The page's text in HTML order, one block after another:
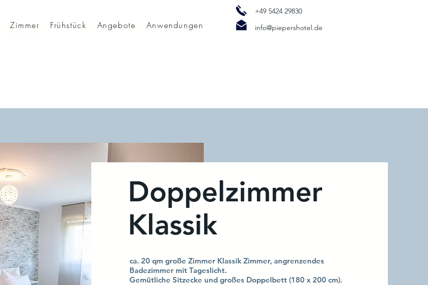
Zimmer Frühstück Angebote Anwendungen
+49 5424 29830
info@piepershotel.de
Doppelzimmer
Klassik
ca. 20 qm große Zimmer Klassik Zimmer, angrenzendes
Badezimmer mit Tageslicht.
Gemütliche Sitzecke und großes Doppelbett (180 x 200 cm).